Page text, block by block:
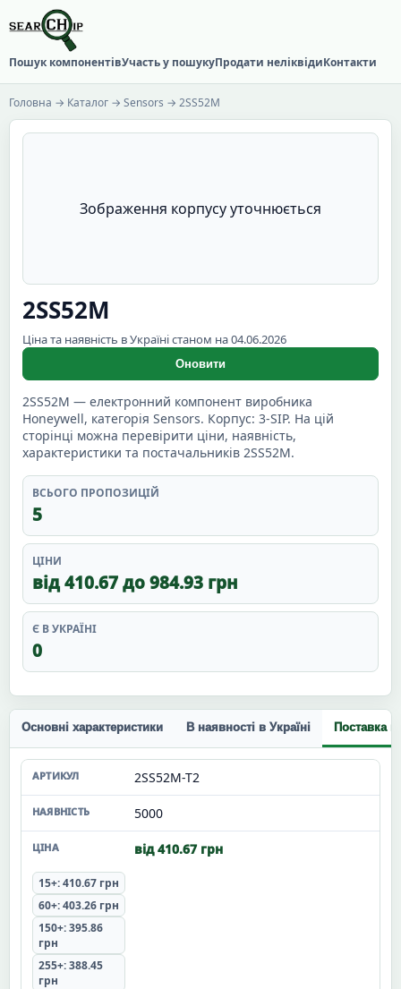
Пошук компонентівУчасть у пошукуПродати неліквідиКонтакти
Головна → Каталог → Sensors → 2SS52M
Зображення корпусу уточнюється
2SS52M
Ціна та наявність в Україні станом на 04.06.2026
Оновити
2SS52M — електронний компонент виробника
Honeywell, категорія Sensors. Корпус: 3-SIP. На цій
сторінці можна перевірити ціни, наявність,
характеристики та постачальників 2SS52M.
ВСЬОГО ПРОПОЗИЦІЙ
5
ЦІНИ
від 410.67 до 984.93 грн
Є В УКРАЇНІ
0
Основні характеристики В наявності в Україні Поставка
2SS52M-T2
5000
від 410.67 грн
15+: 410.67 грн
60+: 403.26 грн
150+: 395.86
грн
255+: 388.45
грн